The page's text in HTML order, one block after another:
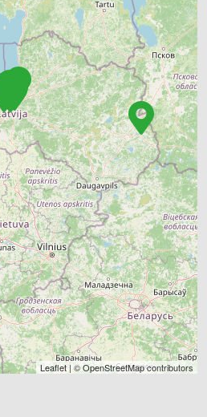
Leaflet | ©OpenStreetMapcontributors